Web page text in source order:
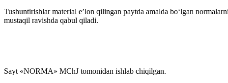
Tushuntirishlar material e’lon qilingan paytda amalda boʻlgan
mustaqil ravishda qabul qiladi.
Sayt «NORMA» MChJ tomonidan ishlab chiqilgan.